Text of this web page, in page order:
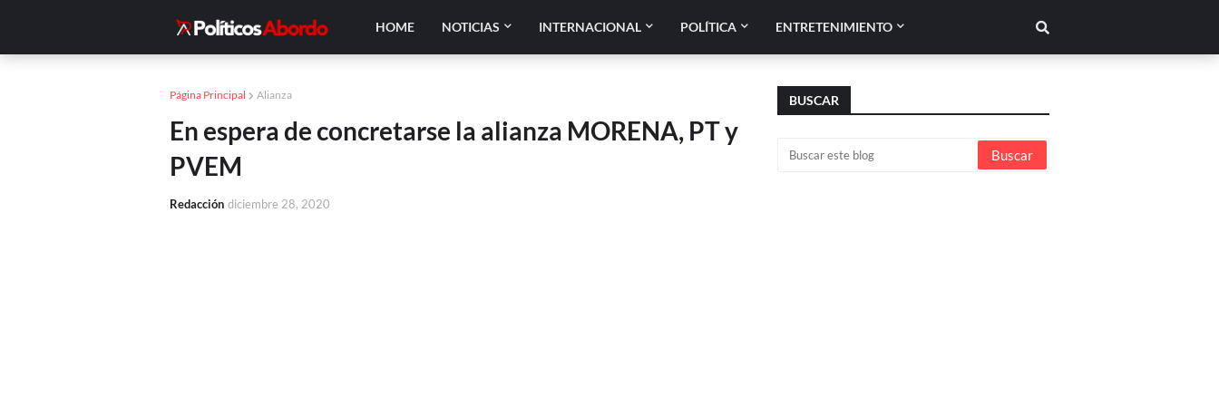
HOME NOTICIAS INTERNACIONAL POLÍTICA ENTRETENIMIENTO
Página Principal Alianza
En espera de concretarse la alianza MORENA, PT y
PVEM
Redacción diciembre 28, 2020
BUSCAR